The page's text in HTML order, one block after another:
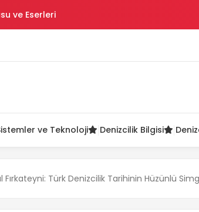
ve Bicâye
ve Ölümü
ve Eserlerive Teknoloji Denizcilik Bilgisi
Fırkateyni: Türk Denizcilik Tarihinin Hüzünlü